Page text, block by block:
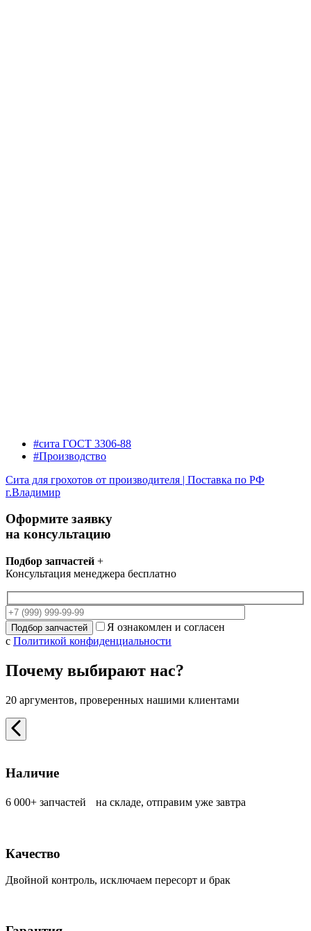
#сита ГОСТ 3306-88
#Производство
Сита для грохотов от производителя | Поставка по РФ
г.Владимир
Оформите заявку
на консультацию
Подбор запчастей +
Консультация менеджера бесплатно
Я ознакомлен и согласен
с Политикой конфиденциальности
Почему выбирают нас?
20 аргументов, проверенных нашими клиентами
Наличие
6 000+ запчастей на складе, отправим уже завтра
Качество
Двойной контроль, исключаем пересорт и брак